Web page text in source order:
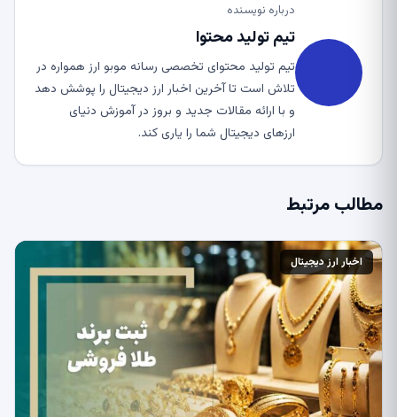
درباره نویسنده
تیم تولید محتوا
تیم تولید محتوای تخصصی رسانه موبو ارز همواره در
تلاش است تا آخرین اخبار ارز دیجیتال را پوشش دهد
و با ارائه مقالات جدید و بروز در آموزش دنیای
ارزهای دیجیتال شما را یاری کند.
مطالب مرتبط
اخبار ارز دیجیتال